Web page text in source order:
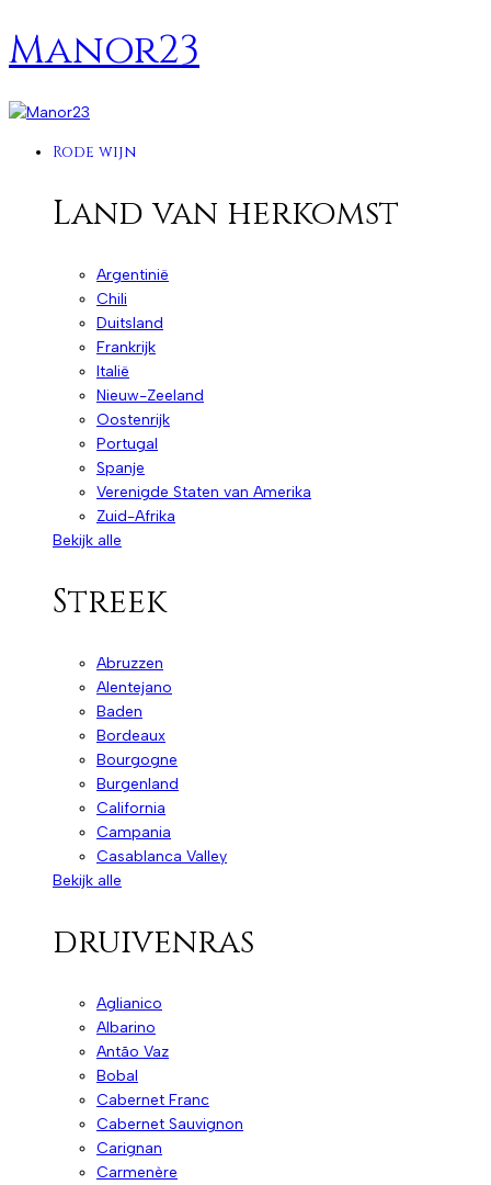
Manor23
Rode wijn
Land van herkomst
Argentinië
Chili
Duitsland
Frankrijk
Italië
Nieuw-Zeeland
Oostenrijk
Portugal
Spanje
Verenigde Staten van Amerika
Zuid-Afrika
Bekijk alle
Streek
Abruzzen
Alentejano
Baden
Bordeaux
Bourgogne
Burgenland
California
Campania
Casablanca Valley
Bekijk alle
druivenras
Aglianico
Albarino
Antão Vaz
Bobal
Cabernet Franc
Cabernet Sauvignon
Carignan
Carmenère